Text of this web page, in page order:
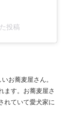
投稿
お蕎麦屋さん。
ます。お蕎麦屋さ
れていて愛犬家に